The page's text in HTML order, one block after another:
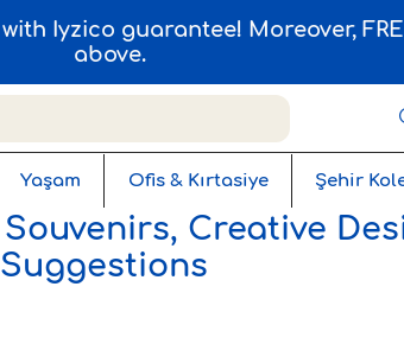
Iyzico guarantee! Moreover,
above.
Yaşam Ofis & Kırtasiye Şehir
Creative
Suggestions